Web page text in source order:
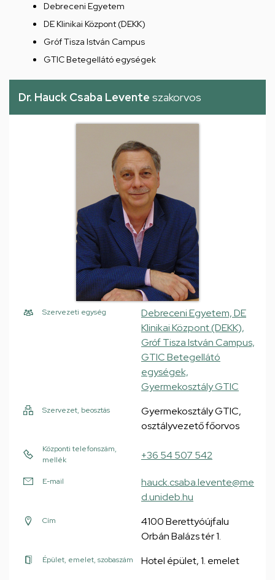
Debreceni Egyetem
DE Klinikai Központ (DEKK)
Gróf Tisza István Campus
GTIC Betegellátó egységek
Dr. Hauck Csaba Levente szakorvos
Szervezeti egység
Debreceni Egyetem, DE
Klinikai Központ (DEKK),
Gróf Tisza István Campus,
GTIC Betegellátó
egységek,
Gyermekosztály GTIC
Szervezet, beosztás
Gyermekosztály GTIC,
osztályvezető főorvos
Központi telefonszám,
mellék
+36 54 507 542
E-mail
hauck.csaba.levente@me
d.unideb.hu
Cím
4100 Berettyóújfalu
Orbán Balázs tér 1.
Épület, emelet, szobaszám Hotel épület, 1. emelet